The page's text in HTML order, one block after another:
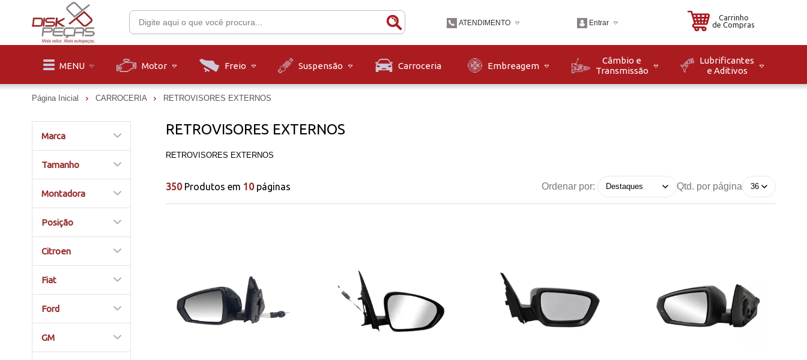
ATENDIMENTO
(47)36319900
Entrar
Carrinho
de Compras
MENU Motor Freio Suspensão Carroceria Embreagem
Câmbio e
Transmissão
Lubrificantes
e Aditivos
Página Inicial CARROCERIA RETROVISORES EXTERNOS
Marca
Tamanho
Montadora
Posição
Citroen
Fiat
Ford
GM
RETROVISORES EXTERNOS
RETROVISORES EXTERNOS
350 Produtos em 10 páginas Ordenar por: Qtd. por página